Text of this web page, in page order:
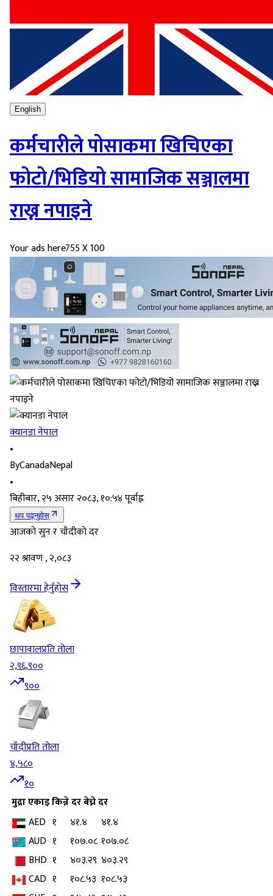
English
कर्मचारीले पोसाकमा खिचिएका
फोटो/भिडियो सामाजिक सञ्जालमा
राख्न नपाइने
Your ads here755 X 100
क्यानडा नेपाल
•
ByCanadaNepal
•
बिहीबार, २५ असार २०८३, १०:५४ पूर्वाह्न
थप पढ्नुहोस्
आजको सुन र चाँदीको दर
२२ श्रावण , २,०८३
विस्तारमा हेर्नुहोस
छापावालप्रति तोला
२,९६,९००
९००
चाँदीप्रति तोला
४,५८०
१०
मुद्राएकाइकिन्ने दरबेच्ने दर
AED १ ४१.४
४१.४
AUD १ १०७.०८ १०७.०८
BHD १ ४०३.२९ ४०३.२९
CAD १ १०८.५३ १०८.५३